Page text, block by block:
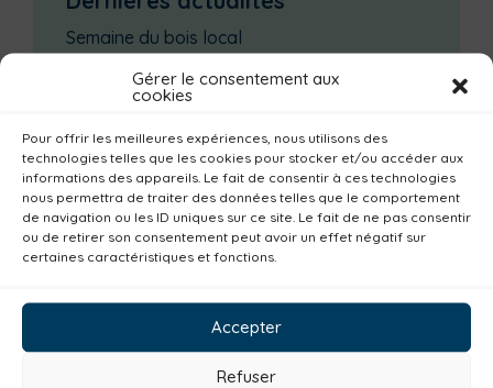
Gérer le consentement aux
cookies
Pour offrir les meilleures expériences, nous utilisons des
technologies telles que les cookies pour stocker et/ou accéder aux
informations des appareils. Le fait de consentir à ces technologies
nous permettra de traiter des données telles que le comportement
de navigation ou les ID uniques sur ce site. Le fait de ne pas consentir
ou de retirer son consentement peut avoir un effet négatif sur
certaines caractéristiques et fonctions.
Accepter
Refuser
Semaine du bois local
Les rendez-vous prévention séniors
Groupe d’échanges entre parents : phobie
Ateliers sur la périnatalité
La saison culturelle 2026-2027 est lancée !
Catégories actualités / agenda
Habitat
Economie
Jeunesse
Sport Emploi
Communes